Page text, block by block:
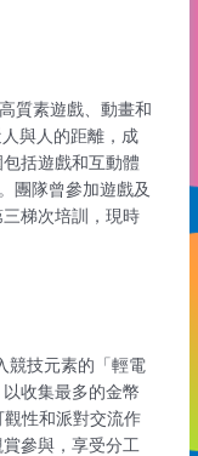
質素遊戲、動畫和
與人的距離，成
括遊戲和互動體
團隊曾參加遊戲及
梯次培訓，現時
競技元素的「輕電
收集最多的金幣
性和派對交流作
參與，享受分工